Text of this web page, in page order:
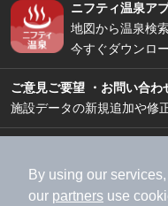
By using our
our partners use
ニフティ温泉ア
地図から温泉検
今すぐダウンロ
ご意見ご要望 ・お問い合わ
施設データの新規追加や修
加盟店募集（資
利用規約
ライ